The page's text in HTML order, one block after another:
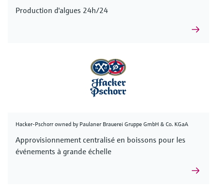
Production d'algues 24h/24
Hacker-Pschorr owned by Paulaner Brauerei Gruppe GmbH & Co. KGaA
Approvisionnement centralisé en boissons pour les
événements à grande échelle